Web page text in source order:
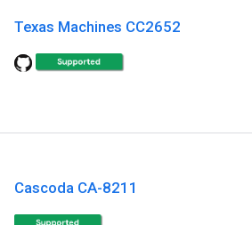
Texas Machines CC2652
Cascoda CA-8211